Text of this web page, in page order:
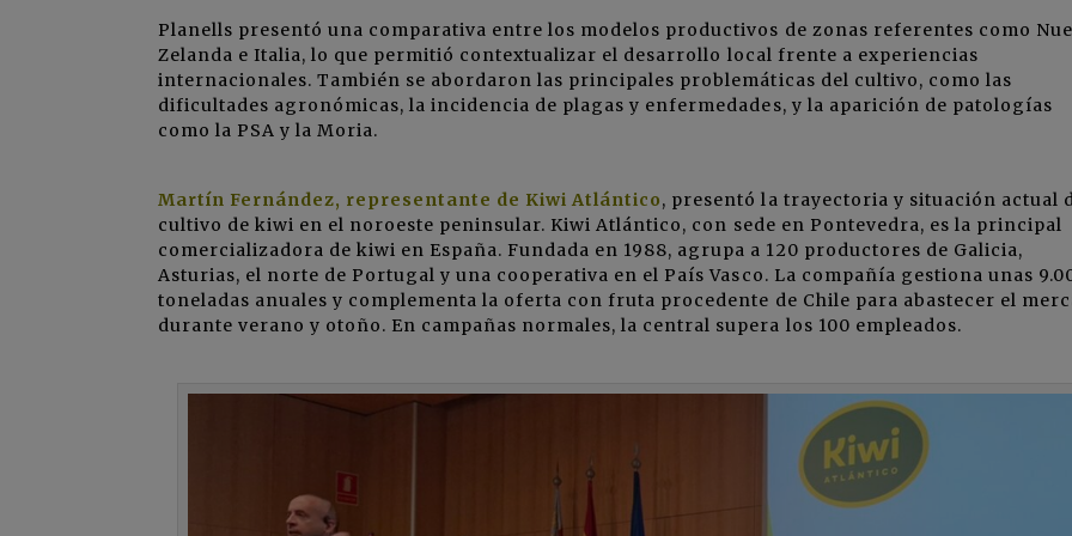
Planells presentó una comparativa entre los modelos productivos de zonas referentes como
Zelanda e Italia, lo que permitió contextualizar el desarrollo local frente a experiencias
internacionales. También se abordaron las principales problemáticas del cultivo, como las
dificultades agronómicas, la incidencia de plagas y enfermedades, y la aparición de patologías
como la PSA y la Moria.
Martín Fernández, representante de Kiwi Atlántico, presentó la trayectoria y situación actual
cultivo de kiwi en el noroeste peninsular. Kiwi Atlántico, con sede en Pontevedra, es la principal
comercializadora de kiwi en España. Fundada en 1988, agrupa a 120 productores de Galicia,
Asturias, el norte de Portugal y una cooperativa en el País Vasco. La compañía gestiona unas
toneladas anuales y complementa la oferta con fruta procedente de Chile para abastecer el
durante verano y otoño. En campañas normales, la central supera los 100 empleados.